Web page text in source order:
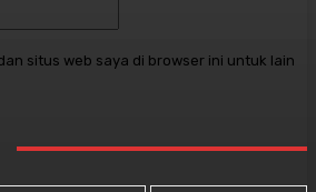
situs web saya di browser ini untuk lain